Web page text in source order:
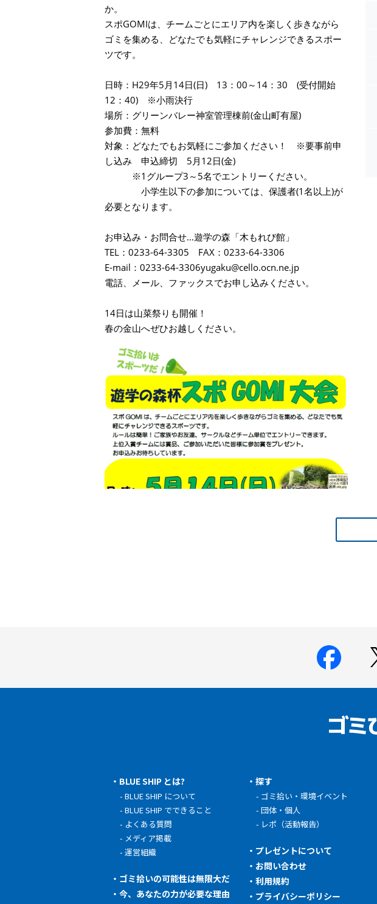
か。
スポGOMIは、チームごとにエリア内を楽しく歩きながら
ゴミを集める、どなたでも気軽にチャレンジできるスポー
ツです。
日時：H29年5月14日(日) 13：00～14：30 (受付開始
12：40) ※小雨決行
場所：グリーンバレー神室管理棟前(金山町有屋)
参加費：無料
対象：どなたでもお気軽にご参加ください！ ※要事前申
し込み 申込締切 5月12日(金)
※1グループ3～5名でエントリーください。
小学生以下の参加については、保護者(1名以上)が
必要となります。
お申込み・お問合せ…遊学の森「木もれび館」
TEL：0233-64-3305 FAX：0233-64-3306
E-mail：0233-64-3306yugaku@cello.ocn.ne.jp
電話、メール、ファックスでお申し込みください。
14日は山菜祭りも開催！
春の金山へぜひお越しください。
BLUE SHIP とは?
BLUE SHIP について
BLUE SHIP でできること
よくある質問
メディア掲載
運営組織
ゴミ拾いの可能性は無限大だ
今、あなたの力が必要な理由
探す
ゴミ拾い・環境イベント
団体・個人
レポ（活動報告）
プレゼントについて
お問い合わせ
利用規約
プライバシーポリシー